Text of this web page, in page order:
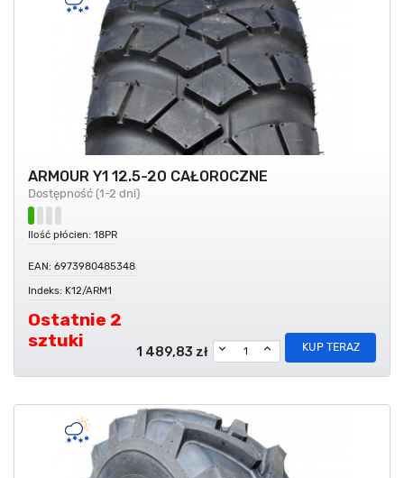
ARMOUR Y1 12.5-20 CAŁOROCZNE
Dostępność (1-2 dni)
Ilość płócien: 18PR
EAN: 6973980485348
Indeks: K12/ARM1
Ostatnie 2
sztuki
1 489,83 zł KUP TERAZ